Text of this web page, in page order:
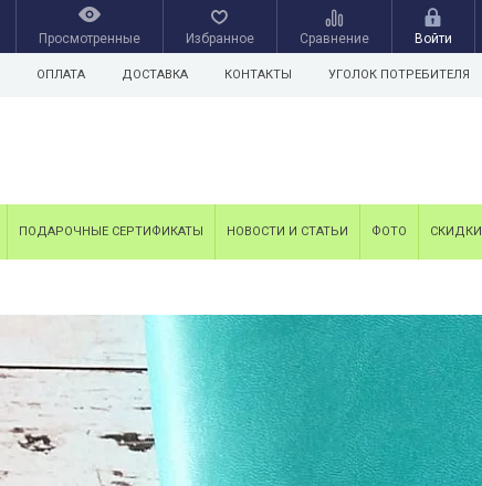
Просмотренные Избранное Сравнение Войти
ОПЛАТА ДОСТАВКА КОНТАКТЫ УГОЛОК ПОТРЕБИТЕЛЯ
ПОДАРОЧНЫЕ СЕРТИФИКАТЫ НОВОСТИ И СТАТЬИ ФОТО СКИДКИ